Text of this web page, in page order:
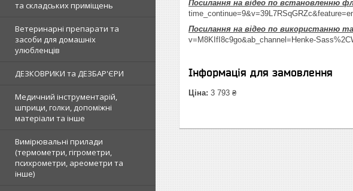
та складських приміщень
Ветеринарні препарати та
засоби для домашніх
улюбленців
ДЕЗКОВРИКИ та ДЕЗБАР'ЄРИ
Медичний інструментарій,
шприци, голки, допоміжні
матеріали та інше
Вимірювальні прилади
(термометри, гігрометри,
психрометри, ареометри та
інше)
Посилання на відео по встановленню
Посилання на відео по використанню
v=M8KIfI8c9go&ab_channel=Henke-
Інформація для замовлення
Ціна: 3 793 ₴